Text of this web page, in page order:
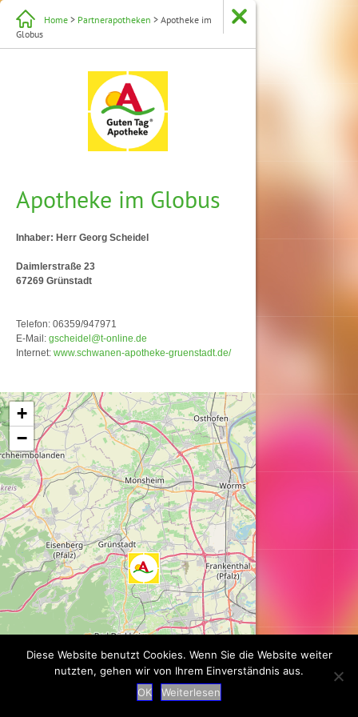
Home > Partnerapotheken > Apotheke im
Globus
Apotheke im Globus
Inhaber: Herr Georg Scheidel
Daimlerstraße 23
67269 Grünstadt
Telefon: 06359/947971
E-Mail: gscheidel@t-online.de
Internet: www.schwanen-apotheke-gruenstadt.de/
Karte wird geladen...
+
−
Diese Website benutzt Cookies. Wenn Sie die Website weiter
nutzten, gehen wir von Ihrem Einverständnis aus.
OK
Weiterlesen